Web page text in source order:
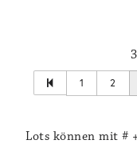
1 2
Lots können mit #